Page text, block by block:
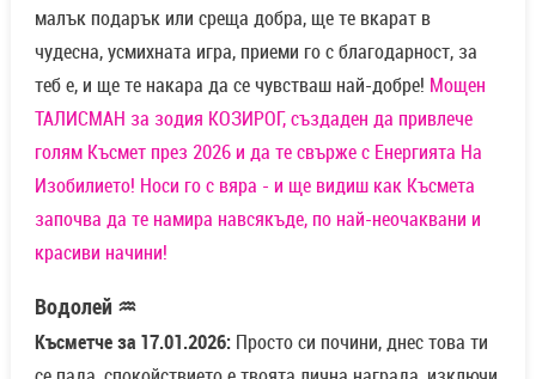
малък подарък или среща добра, ще те вкарат в
чудесна, усмихната игра, приеми го с благодарност, за
теб е, и ще те накара да се чувстваш най-добре! Мощен
ТАЛИСМАН за зодия КОЗИРОГ, създаден да привлече
голям Късмет през 2026 и да те свърже с Енергията На
Изобилието! Носи го с вяра - и ще видиш как Късмета
започва да те намира навсякъде, по най-неочаквани и
красиви начини!
Водолей ♒
Късметче за 17.01.2026:Просто си почини, днес това ти